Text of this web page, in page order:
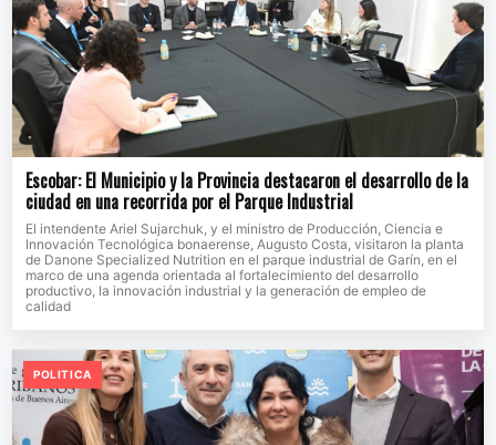
Escobar: El Municipio y la Provincia destacaron el desarrollo de la
ciudad en una recorrida por el Parque Industrial
El intendente Ariel Sujarchuk, y el ministro de Producción, Ciencia e
Innovación Tecnológica bonaerense, Augusto Costa, visitaron la planta
de Danone Specialized Nutrition en el parque industrial de Garín, en el
marco de una agenda orientada al fortalecimiento del desarrollo
productivo, la innovación industrial y la generación de empleo de
calidad
POLITICA